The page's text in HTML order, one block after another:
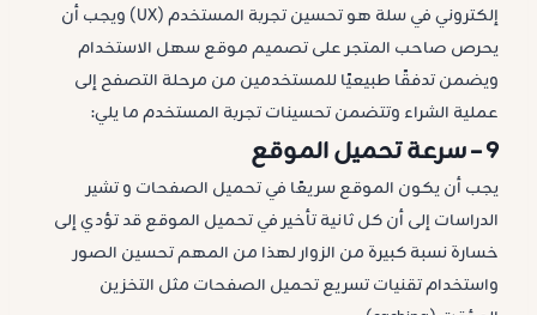
إلكتروني في سلة هو تحسين تجربة المستخدم (UX) ويجب أن
يحرص صاحب المتجر على تصميم موقع سهل الاستخدام
ويضمن تدفقًا طبيعيًا للمستخدمين من مرحلة التصفح إلى
عملية الشراء وتتضمن تحسينات تجربة المستخدم ما يلي:
9 – سرعة تحميل الموقع
يجب أن يكون الموقع سريعًا في تحميل الصفحات و تشير
الدراسات إلى أن كل ثانية تأخير في تحميل الموقع قد تؤدي إلى
خسارة نسبة كبيرة من الزوار لهذا من المهم تحسين الصور
واستخدام تقنيات تسريع تحميل الصفحات مثل التخزين